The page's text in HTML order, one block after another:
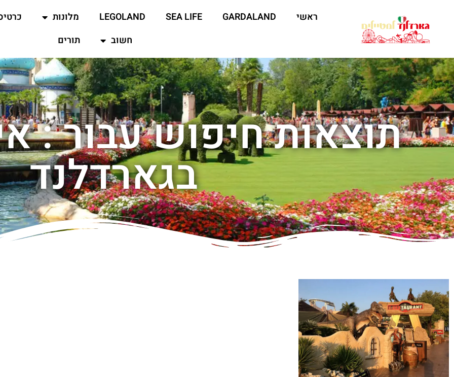
ראשי GARDALAND
SEA LIFE
LEGOLAND מלונות
חשוב
תורים
תוצאות חיפוש עבור :
בגארדלנד